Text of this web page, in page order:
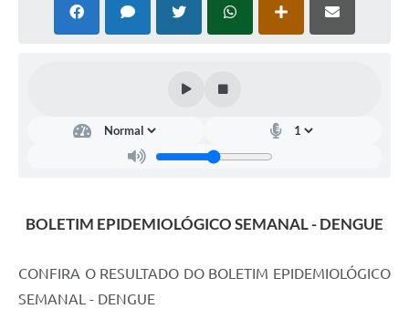
BOLETIM EPIDEMIOLÓGICO SEMANAL - DENGUE
CONFIRA O RESULTADO DO BOLETIM EPIDEMIOLÓGICO
SEMANAL - DENGUE